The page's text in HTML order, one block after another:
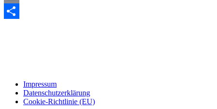
Email
Impressum
Datenschutzerklärung
Cookie-Richtlinie (EU)